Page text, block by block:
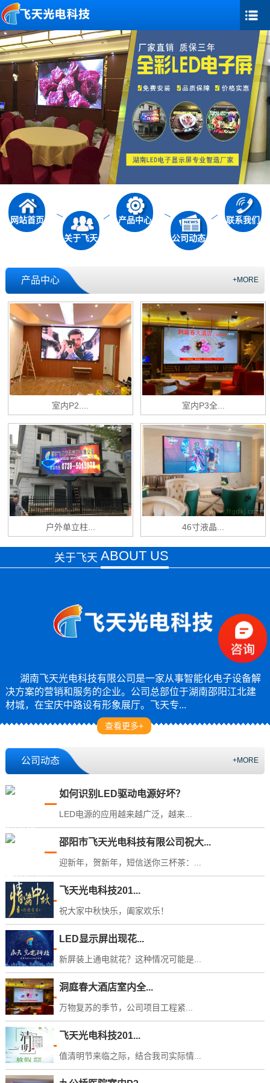
网站首页
关于飞天
产品中心
公司动态
联系我们
产品中心 +MORE
室内P2.... 室内P3全...
户外单立柱... 46寸液晶...
关于飞天 ABOUT US
湖南飞天光电科技有限公司是一家从事智能化电子设备解
决方案的营销和服务的企业。公司总部位于湖南邵阳江北建
材城，在宝庆中路设有形象展厅。飞天专...
查看更多+
公司动态 +MORE
如何识别LED驱动电源好坏？
LED电源的应用越来越广泛，越来...
邵阳市飞天光电科技有限公司祝大...
迎新年，贺新年，短信送你三杯茶：...
飞天光电科技201...
祝大家中秋快乐，阖家欢乐！
LED显示屏出现花...
新屏装上通电就花？这种情况可能是...
洞庭春大酒店室内全...
万物复苏的季节，公司项目工程紧...
飞天光电科技201...
值清明节来临之际，结合我司实际情...